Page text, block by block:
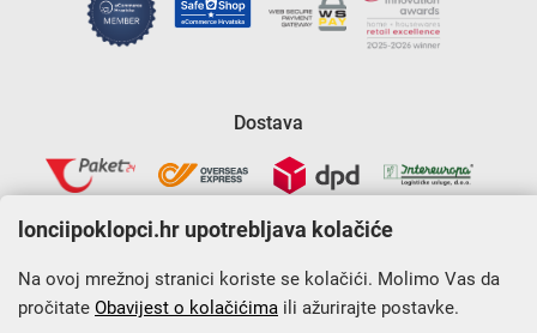
Dostava
Krajnji primatelj financijskog instrumenta sufinanciranog iz
lonciipoklopci.hr upotrebljava kolačiće
Na ovoj mrežnoj stranici koriste se kolačići. Molimo Vas da
pročitate Obavijest o kolačićima ili ažurirajte postavke.